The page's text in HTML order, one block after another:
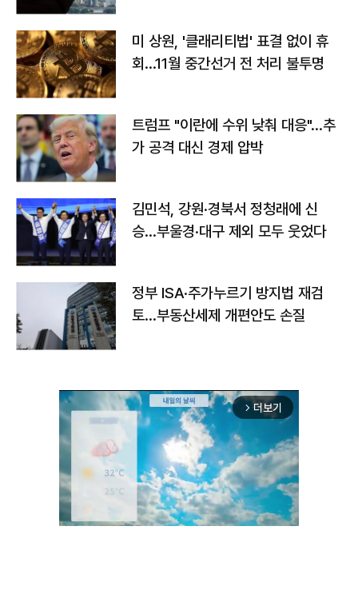
미 상원, '클래리티법' 표결 없이 휴
회…11월 중간선거 전 처리 불투명
트럼프 "이란에 수위 낮춰 대응"…추
가 공격 대신 경제 압박
김민석, 강원·경북서 정청래에 신
승…부울경·대구 제외 모두 웃었다
정부 ISA·주가누르기 방지법 재검
토…부동산세제 개편안도 손질
arrow_forward_ios 더보기